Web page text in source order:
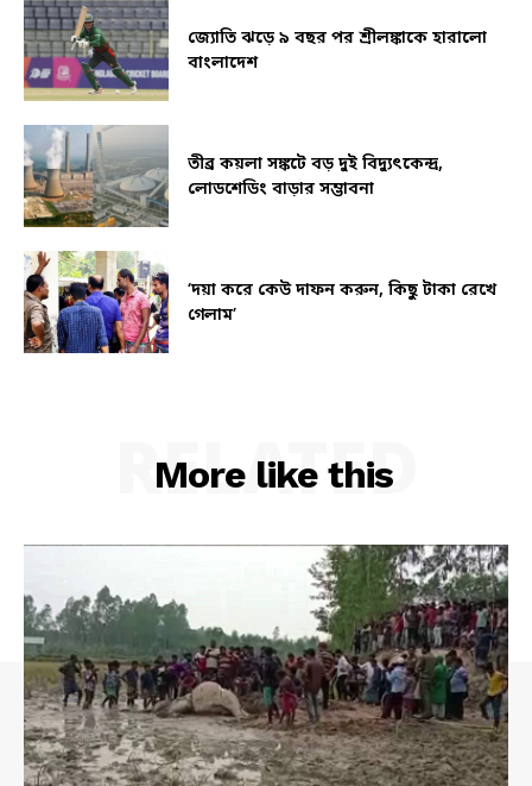
জ্যোতি ঝড়ে ৯ বছর পর শ্রীলঙ্কাকে হারালো
বাংলাদেশ
তীব্র কয়লা সঙ্কটে বড় দুই বিদ্যুৎকেন্দ্র,
লোডশেডিং বাড়ার সম্ভাবনা
‘দয়া করে কেউ দাফন করুন, কিছু টাকা রেখে
গেলাম’
More like this
RELATED